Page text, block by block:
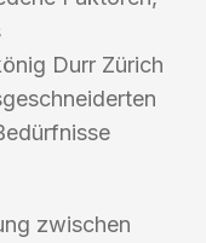
Durr Zürich
zwischen